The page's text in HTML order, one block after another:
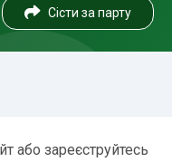
Сісти за парту
або зареєструйтесь